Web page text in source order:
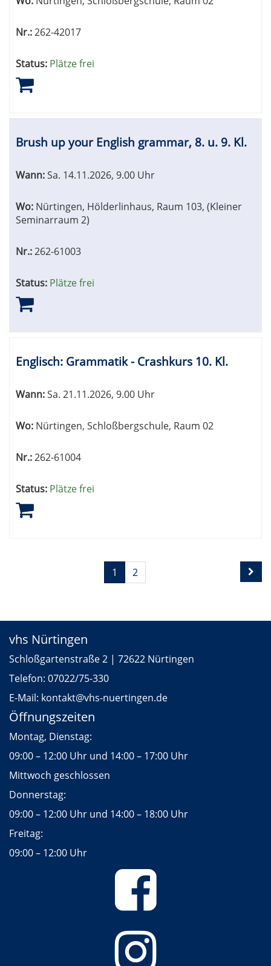
Nr.:262-42017
Status: Plätze frei
Brush up your English grammar, 8. u. 9. Kl.
Wann:Sa. 14.11.2026, 9.00 Uhr
Wo: Nürtingen, Hölderlinhaus, Raum 103, (Kleiner
Seminarraum 2)
Nr.:262-61003
Status: Plätze frei
Englisch: Grammatik - Crashkurs 10. Kl.
Wann:Sa. 21.11.2026, 9.00 Uhr
Wo: Nürtingen, Schloßbergschule, Raum 02
Nr.:262-61004
Status: Plätze frei
Seiten
blättern
1 2
vhs Nürtingen
Schloßgartenstraße 2 | 72622 Nürtingen
Telefon: 07022/75-330
E-Mail: kontakt@vhs-nuertingen.de
Öffnungszeiten
Montag, Dienstag:
09:00 – 12:00 Uhr und 14:00 – 17:00 Uhr
Mittwoch geschlossen
Donnerstag:
09:00 – 12:00 Uhr und 14:00 – 18:00 Uhr
Freitag:
09:00 – 12:00 Uhr